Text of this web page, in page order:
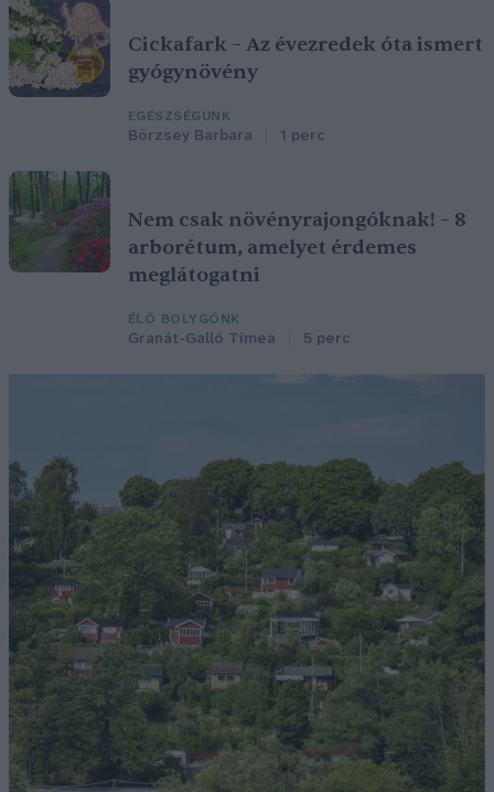
Cickafark – Az évezredek óta ismert
gyógynövény
EGÉSZSÉGÜNK
Börzsey Barbara 1 perc
Nem csak növényrajongóknak! – 8
arborétum, amelyet érdemes
meglátogatni
ÉLŐ BOLYGÓNK
Granát-Galló Tímea 5 perc